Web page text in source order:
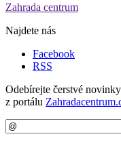
Zahrada centrum
Najdete nás
Facebook
RSS
Odebírejte čerstvé novinky
z portálu